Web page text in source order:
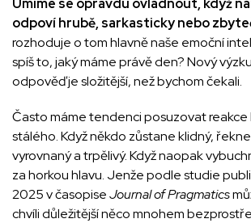
Umíme se opravdu ovládnout, když
odpoví hrubě, sarkasticky nebo
rozhoduje o tom hlavně naše emoční
spíš to, jaký máme právě den? Nový
odpověď je složitější, než bychom čekali.
Často máme tendenci posuzovat reakce
stálého. Když někdo zůstane klidný,
vyrovnaný a trpělivý. Když naopak
za horkou hlavu. Jenže podle studie
2025 v časopiseJournal of Pragmatics
chvíli důležitější něco mnohem